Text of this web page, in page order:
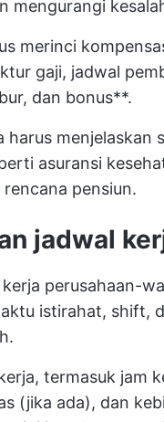
mengurangi
merinci
gaji, jadwal
dan bonus**.
harus menjelaskan
asuransi
pensiun.
jadwal
perusahaan-
istirahat, shift,
termasuk jam
(jika ada), dan